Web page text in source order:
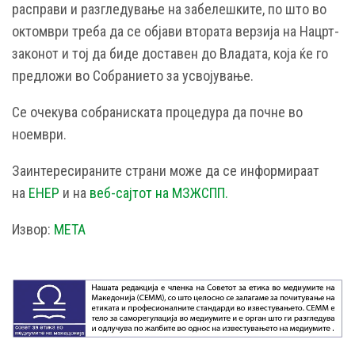
расправи и разгледување на забелешките, по што во
октомври треба да се објави втората верзија на Нацрт-
законот и тој да биде доставен до Владата, која ќе го
предложи во Собранието за усвојување.
Се очекува собраниската процедура да почне во
ноември.
Заинтересираните страни може да се информираат
на ЕНЕР и на веб-сајтот на МЗЖСПП.
Извор: МЕТА